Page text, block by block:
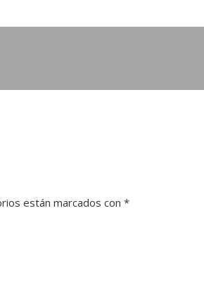
están marcados con *